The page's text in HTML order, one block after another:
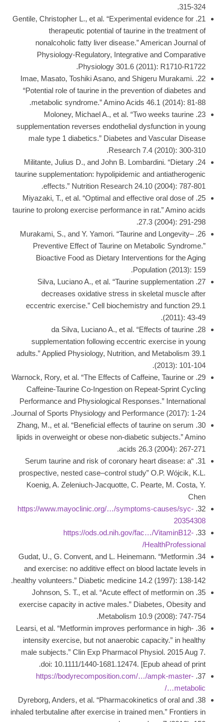
315-324.
21. Gentile, Christopher L., et al. “Experimental evidence for
therapeutic potential of taurine in the treatment of
nonalcoholic fatty liver disease.” American Journal of
Physiology-Regulatory, Integrative and Comparative
Physiology 301.6 (2011): R1710-R1722.
22. Imae, Masato, Toshiki Asano, and Shigeru Murakami.
“Potential role of taurine in the prevention of diabetes and
metabolic syndrome.” Amino Acids 46.1 (2014): 81-88.
23. Moloney, Michael A., et al. “Two weeks taurine
supplementation reverses endothelial dysfunction in young
male type 1 diabetics.” Diabetes and Vascular Disease
Research 7.4 (2010): 300-310.
24. Militante, Julius D., and John B. Lombardini. “Dietary
taurine supplementation: hypolipidemic and antiatherogenic
effects.” Nutrition Research 24.10 (2004): 787-801.
25. Miyazaki, T., et al. “Optimal and effective oral dose of
taurine to prolong exercise performance in rat.” Amino acids
27.3 (2004): 291-298.
26. Murakami, S., and Y. Yamori. “Taurine and Longevity–
Preventive Effect of Taurine on Metabolic Syndrome.”
Bioactive Food as Dietary Interventions for the Aging
Population (2013): 159.
27. Silva, Luciano A., et al. “Taurine supplementation
decreases oxidative stress in skeletal muscle after
eccentric exercise.” Cell biochemistry and function 29.1
(2011): 43-49.
28. da Silva, Luciano A., et al. “Effects of taurine
supplementation following eccentric exercise in young
adults.” Applied Physiology, Nutrition, and Metabolism 39.1
(2013): 101-104.
29. Warnock, Rory, et al. “The Effects of Caffeine, Taurine or
Caffeine-Taurine Co-Ingestion on Repeat-Sprint Cycling
Performance and Physiological Responses.” International
Journal of Sports Physiology and Performance (2017): 1-24.
30. Zhang, M., et al. “Beneficial effects of taurine on serum
lipids in overweight or obese non-diabetic subjects.” Amino
acids 26.3 (2004): 267-271.
31. “Serum taurine and risk of coronary heart disease: a
prospective, nested case–control study”​ O.P. Wójcik, K.L.
Koenig, A. Zeleniuch-Jacquotte, C. Pearte, M. Costa, Y.
Chen
32.
https://www.mayoclinic.org/…/symptoms-causes/syc-
20354308
33.
https://ods.od.nih.gov/fac…/VitaminB12-
HealthProfessional/
34. Gudat, U., G. Convent, and L. Heinemann. “Metformin
and exercise: no additive effect on blood lactate levels in
healthy volunteers.” Diabetic medicine 14.2 (1997): 138-142.
35. Johnson, S. T., et al. “Acute effect of metformin on
exercise capacity in active males.” Diabetes, Obesity and
Metabolism 10.9 (2008): 747-754.
36. Learsi, et al. “Metformin improves performance in high-
intensity exercise, but not anaerobic capacity.” in healthy
male subjects.” Clin Exp Pharmacol Physiol. 2015 Aug 7.
doi: 10.1111/1440-1681.12474. [Epub ahead of print.
37.
https://bodyrecomposition.com/…/ampk-master-
metabolic…/
38. Dyreborg, Anders, et al. “Pharmacokinetics of oral and
inhaled terbutaline after exercise in trained men.” Frontiers in